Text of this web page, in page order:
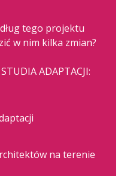
tego projektu
w nim kilka zmian?
ADAPTACJI:
na terenie